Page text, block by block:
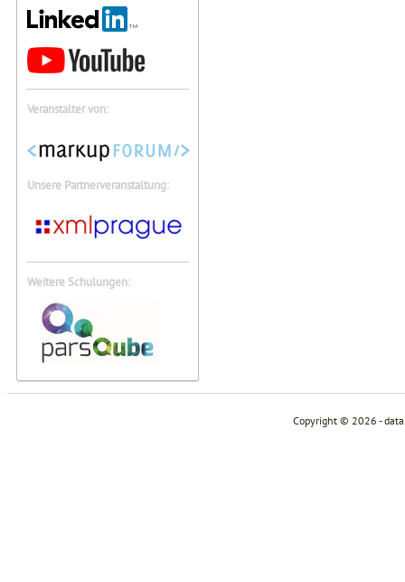
Veranstalter von:
Unsere Partnerveranstaltung:
Weitere Schulungen:
Copyright © 2026 -